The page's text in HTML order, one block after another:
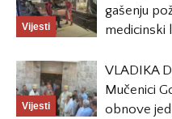
Vijesti
gašenju
medicinski
Vijesti
VLADIKA
Mučenici
obnove